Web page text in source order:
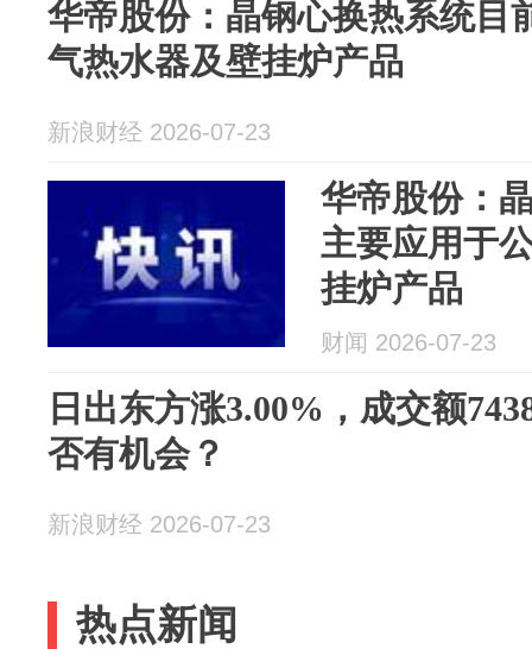
华帝股份：晶钢心换热系统目
气热水器及壁挂炉产品
新浪财经 2026-07-23
华帝股份：
主要应用于
挂炉产品
财闻 2026-07-23
日出东方涨3.00%，成交额
否有机会？
新浪财经 2026-07-23
热点新闻